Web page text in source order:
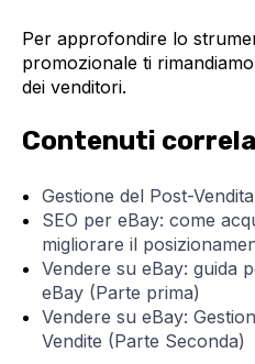
Per approfondire lo
promozionale ti
dei venditori.
Contenuti
Gestione del Post-
SEO per eBay: come
migliorare il
Vendere su eBay: guida
eBay (Parte prima)
Vendere su eBay:
Vendite (Parte Seconda)